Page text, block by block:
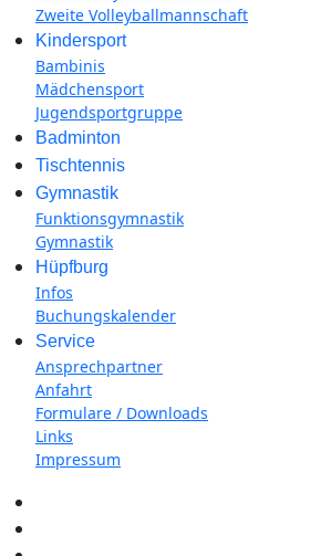
Zweite Volleyballmannschaft
Kindersport
Bambinis
Mädchensport
Jugendsportgruppe
Badminton
Tischtennis
Gymnastik
Funktionsgymnastik
Gymnastik
Hüpfburg
Infos
Buchungskalender
Service
Ansprechpartner
Anfahrt
Formulare / Downloads
Links
Impressum